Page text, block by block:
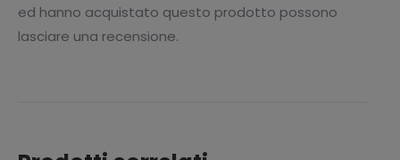
ed hanno acquistato questo prodotto possono
lasciare una recensione.